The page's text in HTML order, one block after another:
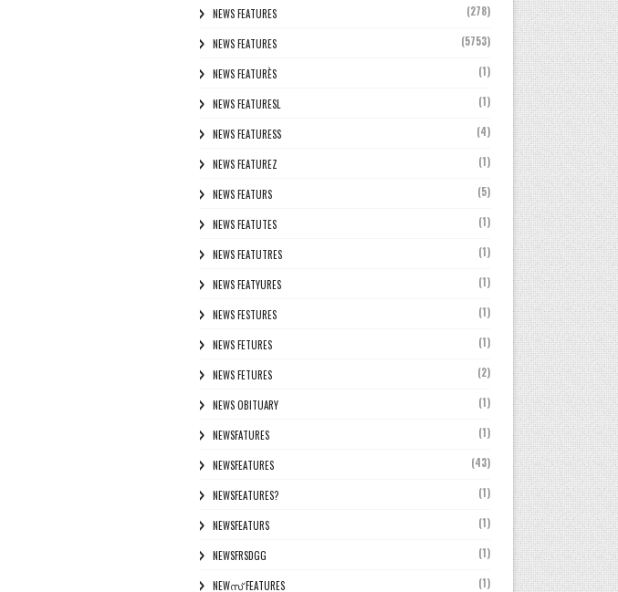
NEWS FEATURES (278)
NEWS FEATURES (5753)
NEWS FEATURÈS (1)
NEWS FEATURESL (1)
NEWS FEATURESS (4)
NEWS FEATUREZ (1)
NEWS FEATURS (5)
NEWS FEATUTES (1)
NEWS FEATUTRES (1)
NEWS FEATYURES (1)
NEWS FESTURES (1)
NEWS FETURES (1)
NEWS FETURES (2)
NEWS OBITUARY (1)
NEWSFATURES (1)
NEWSFEATURES (43)
NEWSFEATURES? (1)
NEWSFEATURS (1)
NEWSFRSDGG (1)
NEWസ് FEATURES (1)